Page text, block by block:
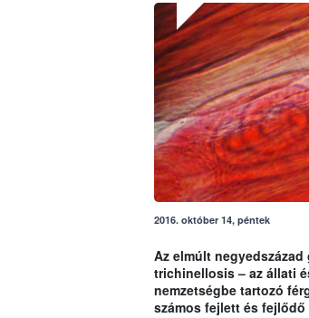
2016. október 14, péntek
Az elmúlt
trichinellosis – az állati
nemzetségbe tartozó
számos fejlett és fejlődő